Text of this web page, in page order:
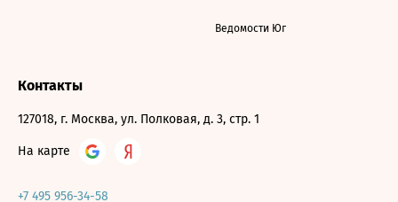
Ведомости Юг
Контакты
127018, г. Москва, ул. Полковая, д. 3, стр. 1
На карте
+7 495 956-34-58